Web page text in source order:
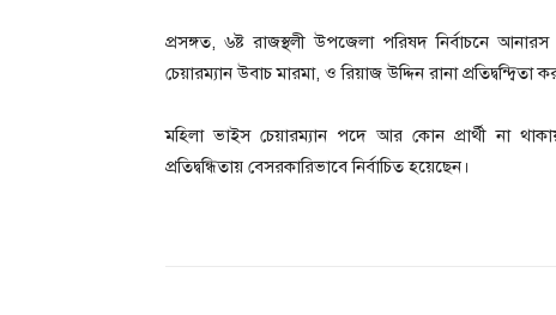
প্রসঙ্গত, ৬ষ্ট রাজস্থলী উপজেলা পরিষদ নির্বাচনে
চেয়ারম্যান উবাচ মারমা, ও রিয়াজ উদ্দিন রানা প্রতিদ্বন্দ্বিতা
মহিলা ভাইস চেয়ারম্যান পদে আর কোন প্রার্থী না
প্রতিদ্বন্ধিতায় বেসরকারিভাবে নির্বাচিত হয়েছেন।